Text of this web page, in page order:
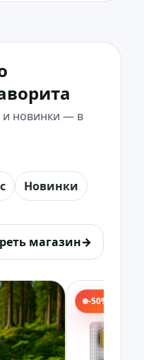
и новинки — в
Новинки
магазин→
-50%